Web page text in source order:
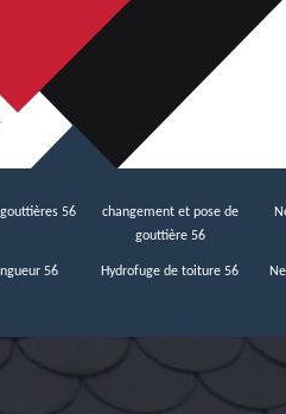
56
changement et pose de
gouttière 56
56 Hydrofuge de toiture 56